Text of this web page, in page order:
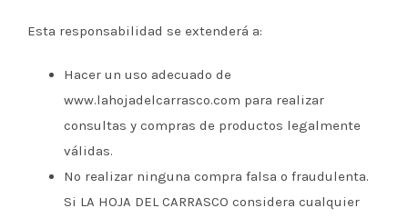
Esta responsabilidad se extenderá a:
Hacer un uso adecuado de
www.lahojadelcarrasco.com para realizar
consultas y compras de productos legalmente
válidas.
No realizar ninguna compra falsa o fraudulenta.
Si LA HOJA DEL CARRASCO considera cualquier